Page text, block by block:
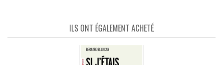
ILS ONT ÉGALEMENT ACHETÉ